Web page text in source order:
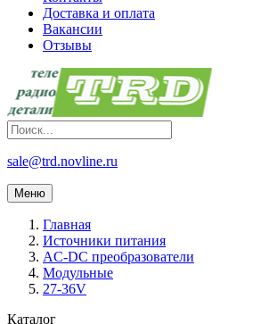
Доставка и оплата
Вакансии
Отзывы
sale@trd.novline.ru
Меню
Главная
Источники питания
AC-DC преобразователи
Модульные
27-36V
Каталог